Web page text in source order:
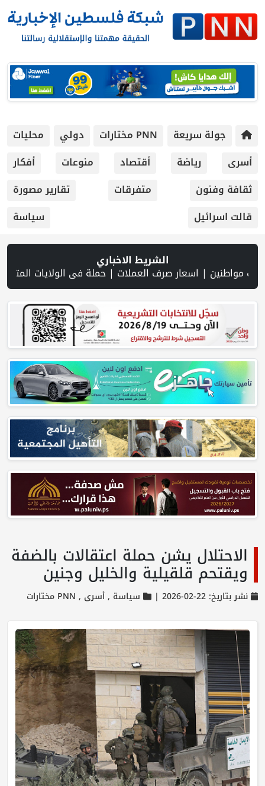
جولة سريعة PNN مختارات دولي
محليات
أسرى
رياضة أقتصاد منوعات
أفكار
ثقافة وفنون
متفرقات
تقارير مصورة
قالت اسرائيل
سياسة
الشريط الاخباري
| حملة في الولايات المتحدة تدعو الأطباء لمقاطعة
الاحتلال يشن حملة اعتقالات بالضفة
ويقتحم قلقيلية والخليل وجنين
نشر بتاريخ: 22-02-2026 | سياسة ,أسرى , PNN مختارات